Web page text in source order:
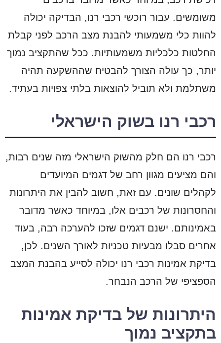
משומשים. עבור רוכשי רכבי רנו, הבדיקה יכולה
להוות כלי משמעותי להבנת מצב הרכב לפני קבלת
החלטות כלכליות משמעותיות. ככל שהתקציב נמוך
יותר, כך עולה הצורך להבטיח שההשקעה תהיה
משתלמת ולא תוביל להוצאות בלתי צפויות בעתיד.
רכבי רנו בשוק הישראלי
רכבי רנו הם חלק מהשוק הישראלי מזה שנים רבות,
והם מציעים מגוון רחב של דגמים המיועדים
לקהלים שונים. עם זאת, חשוב להבין את היתרונות
והחסרונות של רכבים אלו, במיוחד כאשר מדובר
באמינותם. ישנם דגמים שזכו להערכה רבה, בעוד
אחרים סבלו מבעיות טכניות לאורך השנים. לכן,
בדיקת אמינות רכבי רנו יכולה לסייע בהבנת המצב
הספציפי של הרכב הנבחר.
היתרונות של בדיקת אמינות
בתקציב נמוך